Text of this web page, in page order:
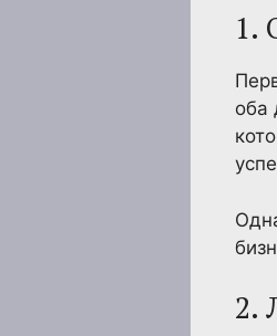
1.
оба
2.